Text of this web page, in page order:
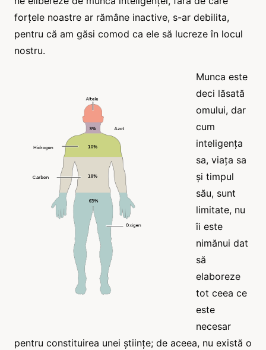
forțele noastre ar rămâne inactive, s-ar debilita,
pentru că am găsi comod ca ele să lucreze în locul
nostru.
Munca este
deci lăsată
omului, dar
cum
inteligența
sa, viața sa
și timpul
său, sunt
limitate, nu
îi este
nimănui dat
să
elaboreze
tot ceea ce
este
necesar
pentru constituirea unei științe; de aceea, nu există o